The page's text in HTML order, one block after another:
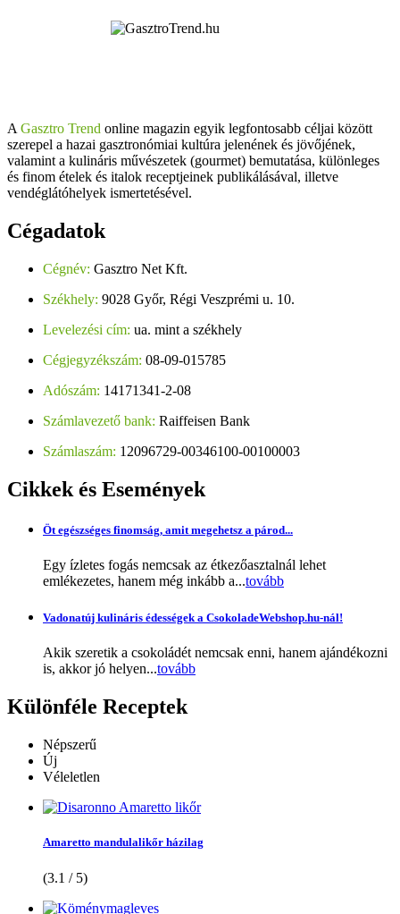
A Gasztro Trend online magazin egyik legfontosabb céljai között
szerepel a hazai gasztronómiai kultúra jelenének és jövőjének,
valamint a kulináris művészetek (gourmet) bemutatása, különleges
és finom ételek és italok receptjeinek publikálásával, illetve
vendéglátóhelyek ismertetésével.
Cégadatok
Cégnév: Gasztro Net Kft.
Székhely: 9028 Győr, Régi Veszprémi u. 10.
Levelezési cím: ua. mint a székhely
Cégjegyzékszám: 08-09-015785
Adószám: 14171341-2-08
Számlavezető bank: Raiffeisen Bank
Számlaszám: 12096729-00346100-00100003
Cikkek és Események
Öt egészséges finomság, amit megehetsz a párod...
Egy ízletes fogás nemcsak az étkezőasztalnál lehet
emlékezetes, hanem még inkább a...tovább
Vadonatúj kulináris édességek a CsokoladeWebshop.hu-nál!
Akik szeretik a csokoládét nemcsak enni, hanem ajándékozni
is, akkor jó helyen...tovább
Különféle Receptek
Népszerű
Új
Véleletlen
Amaretto mandulalikőr házilag
(3.1 / 5)